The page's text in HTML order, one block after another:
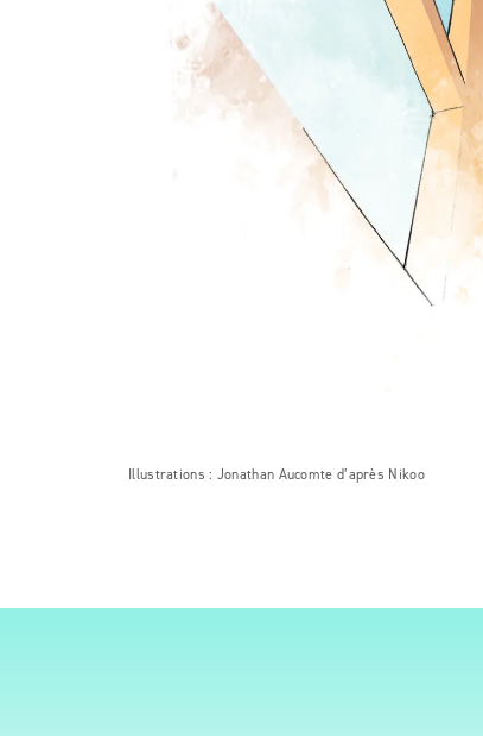
Illustrations : Jonathan Aucomte d’après Nikoo